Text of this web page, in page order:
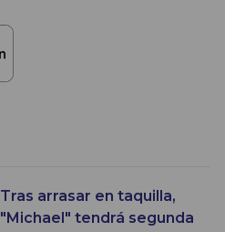
Tras arrasar en taquilla,
"Michael" tendrá segunda